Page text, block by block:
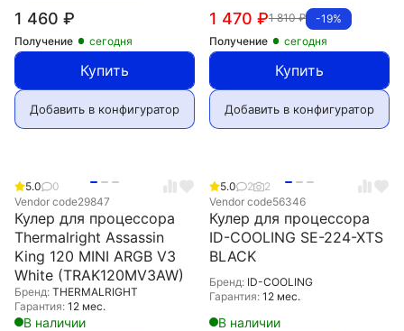
1 460 ₽
Получение сегодня
Купить
Добавить в конфигуратор
-19%
1 810₽
1 470 ₽
Получение сегодня
Купить
Добавить в конфигуратор
5.0
0
Vendor code29847
Кулер для процессора
Thermalright Assassin
King 120 MINI ARGB V3
White (TRAK120MV3AW)
Бренд: THERMALRIGHT
Гарантия: 12 мес.
В наличии
5.0 2
2
Vendor code56346
Кулер для процессора
ID-COOLING SE-224-XTS
BLACK
Бренд: ID-COOLING
Гарантия: 12 мес.
В наличии